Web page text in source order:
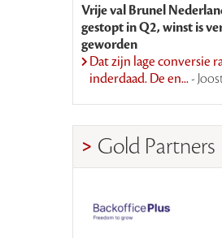
Vrije val Brunel
gestopt in Q2, winst is
geworden
Dat zijn lage conversie
inderdaad. De en...-
Gold Partners